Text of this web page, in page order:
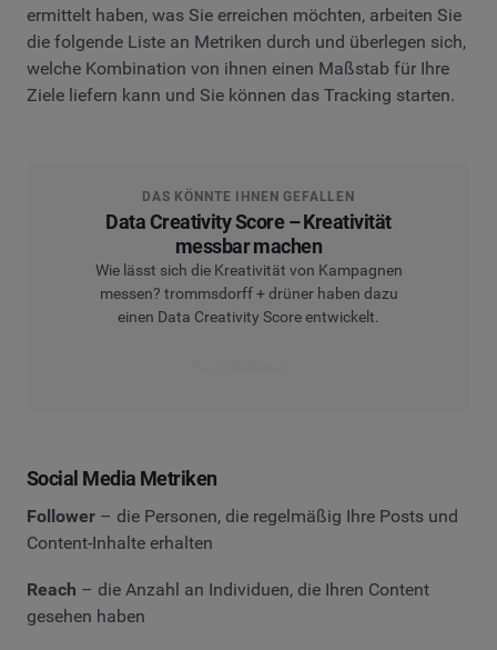
ermittelt haben, was Sie erreichen möchten, arbeiten Sie
die folgende Liste an Metriken durch und überlegen sich,
welche Kombination von ihnen einen Maßstab für Ihre
Ziele liefern kann und Sie können das Tracking starten.
DAS KÖNNTE IHNEN GEFALLEN
Data Creativity Score – Kreativität
messbar machen
Wie lässt sich die Kreativität von Kampagnen
messen? trommsdorff + drüner haben dazu
einen Data Creativity Score entwickelt.
Social Media Metriken
Follower – die Personen, die regelmäßig Ihre Posts und
Content-Inhalte erhalten
Reach – die Anzahl an Individuen, die Ihren Content
gesehen haben